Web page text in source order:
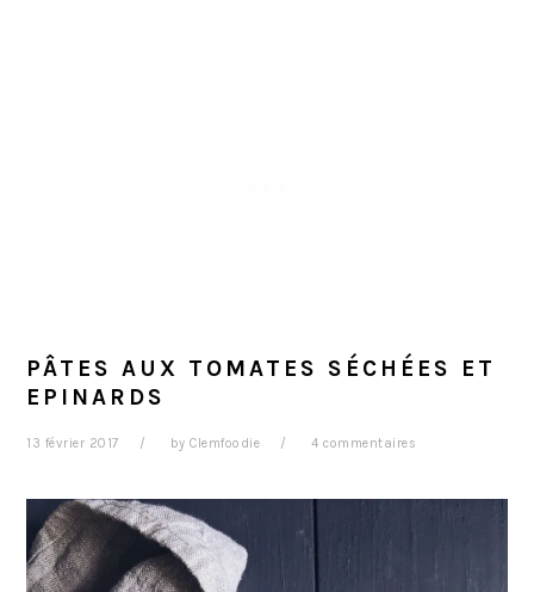
PÂTES AUX TOMATES SÉCHÉES ET
EPINARDS
13 février 2017 byClemfoodie 4 commentaires